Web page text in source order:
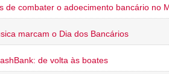
de combater o adoecimento bancário no
marcam o Dia dos Bancários
de volta às boates